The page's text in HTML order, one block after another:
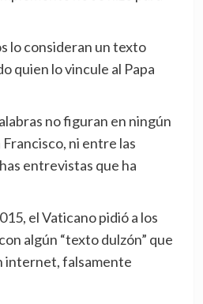
lo consideran un texto
quien lo vincule al Papa
no figuran en ningún
ni entre las
entrevistas que ha
el Vaticano pidió a los
algún “texto dulzón” que
internet, falsamente